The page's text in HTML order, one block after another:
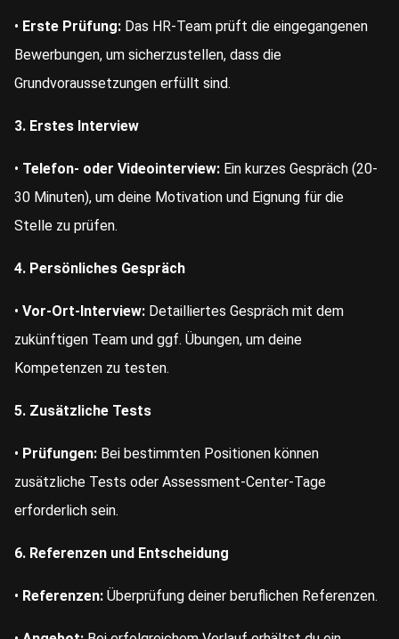
• Erste Prüfung: Das HR-Team prüft die eingegangenen
Bewerbungen, um sicherzustellen, dass die
Grundvoraussetzungen erfüllt sind.
3. Erstes Interview
• Telefon- oder Videointerview: Ein kurzes Gespräch (20-
30 Minuten), um deine Motivation und Eignung für die
Stelle zu prüfen.
4. Persönliches Gespräch
• Vor-Ort-Interview: Detailliertes Gespräch mit dem
zukünftigen Team und ggf. Übungen, um deine
Kompetenzen zu testen.
5. Zusätzliche Tests
• Prüfungen: Bei bestimmten Positionen können
zusätzliche Tests oder Assessment-Center-Tage
erforderlich sein.
6. Referenzen und Entscheidung
• Referenzen: Überprüfung deiner beruflichen Referenzen.